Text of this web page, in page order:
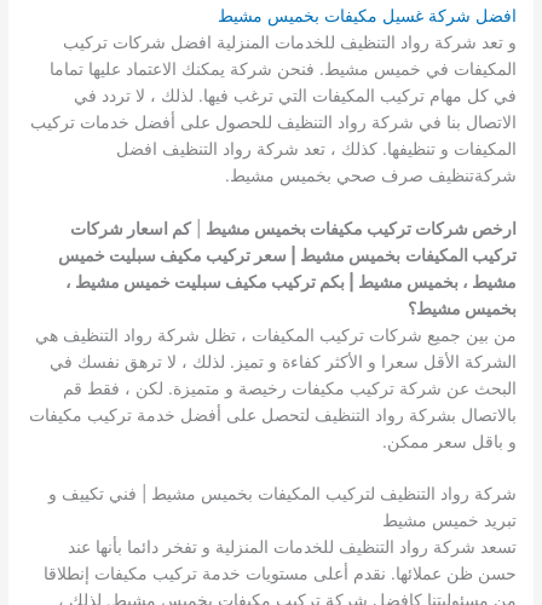
افضل شركة غسيل مكيفات بخميس مشيط
و تعد شركة رواد التنظيف للخدمات المنزلية افضل شركات تركيب
المكيفات في خميس مشيط. فنحن شركة يمكنك الاعتماد عليها تماما
في كل مهام تركيب المكيفات التي ترغب فيها. لذلك ، لا تردد في
الاتصال بنا في شركة رواد التنظيف للحصول على أفضل خدمات تركيب
المكيفات و تنظيفها. كذلك ، تعد شركة رواد التنظيف افضل
شركةتنظيف صرف صحي بخميس مشيط.
ارخص شركات تركيب مكيفات بخميس مشيط |كم اسعار شركات
تركيب المكيفات بخميس مشيط | سعر تركيب مكيف سبليت خميس
مشيط ، بخميس مشيط | بكم تركيب مكيف سبليت خميس مشيط ،
بخميس مشيط؟
من بين جميع شركات تركيب المكيفات ، تظل شركة رواد التنظيف هي
الشركة الأقل سعرا و الأكثر كفاءة و تميز. لذلك ، لا ترهق نفسك في
البحث عن شركة تركيب مكيفات رخيصة و متميزة. لكن ، فقط قم
بالاتصال بشركة رواد التنظيف لتحصل على أفضل خدمة تركيب مكيفات
و باقل سعر ممكن.
شركة رواد التنظيف لتركيب المكيفات بخميس مشيط | فني تكييف و
تبريد خميس مشيط
تسعد شركة رواد التنظيف للخدمات المنزلية و تفخر دائما بأنها عند
حسن ظن عملائها. نقدم أعلى مستويات خدمة تركيب مكيفات إنطلاقا
من مسئوليتنا كافضل شركة تركيب مكيفات بخميس مشيط. لذلك ،